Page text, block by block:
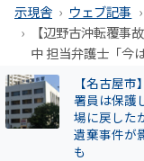
示現舎 ウェブ記事
【辺野古沖転覆事
中 担当弁護士「今
【岐南町
動その後
〝謎ルール
会は混乱！
撃すると…